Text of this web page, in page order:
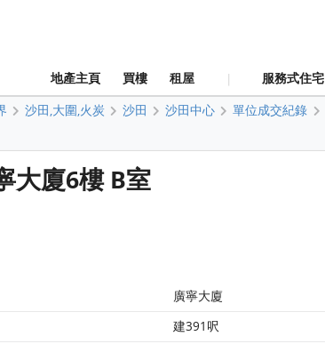
地產主頁 買樓 租屋 | 服務式住宅
沙田,大圍,火炭 沙田 沙田中心 單位成交紀錄
大廈6樓 B室
廣寧大廈
建391呎